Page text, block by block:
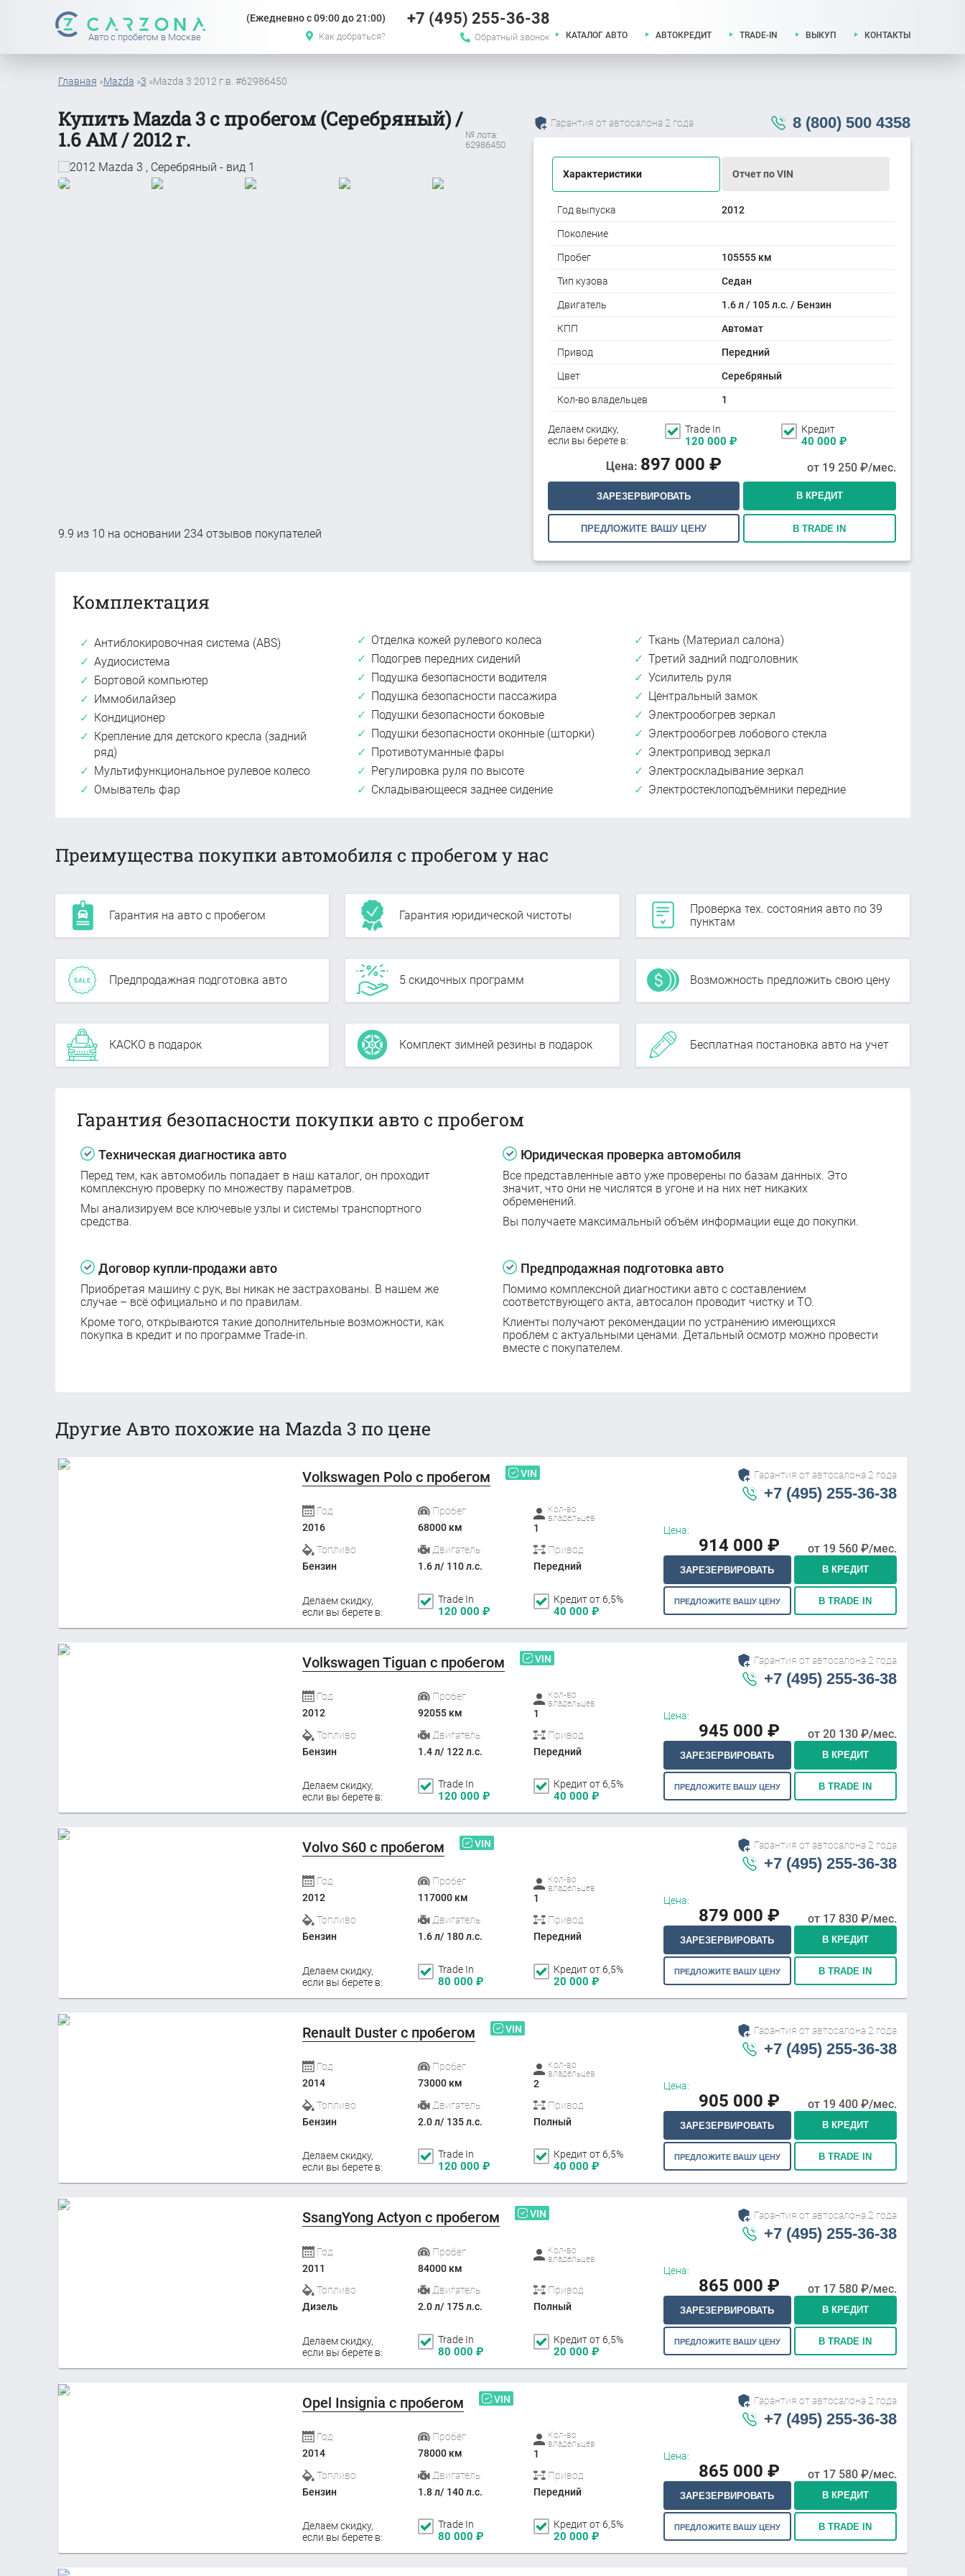
Авто с пробегом в Москве
(Ежедневно с 09:00 до 21:00)
Как добраться?
+7 (495) 255-36-38
Обратный звонок КАТАЛОГ АВТО АВТОКРЕДИТ TRADE-IN ВЫКУП КОНТАКТЫ
Главная »Mazda »3 »Mazda 3 2012 г.в. #62986450
Купить Mazda 3 с пробегом (Серебряный) /
1.6 АМ / 2012 г.
№ лота:
62986450
9.9 из 10 на основании 234отзывов покупателей
Гарантия от автосалона 2 года 8 (800) 500 4358
Характеристики Отчет по VIN
Год выпуска 2012
Поколение
Пробег 105555 км
Тип кузова Седан
Двигатель 1.6 л / 105 л.с. / Бензин
КПП Автомат
Привод Передний
Цвет Серебряный
Кол-во владельцев 1
Делаем скидку,
если вы берете в:
Trade In
120 000 ₽
Кредит
40 000 ₽
Цена: 897 000 ₽ от 19 250₽/мес.
ЗАРЕЗЕРВИРОВАТЬ В КРЕДИТ
ПРЕДЛОЖИТЕ ВАШУ ЦЕНУ В TRADE IN
Комплектация
Антиблокировочная система (ABS)
Аудиосистема
Бортовой компьютер
Иммобилайзер
Кондиционер
Крепление для детского кресла (задний
ряд)
Мультифункциональное рулевое колесо
Омыватель фар
Отделка кожей рулевого колеса
Подогрев передних сидений
Подушка безопасности водителя
Подушка безопасности пассажира
Подушки безопасности боковые
Подушки безопасности оконные (шторки)
Противотуманные фары
Регулировка руля по высоте
Складывающееся заднее сидение
Ткань (Материал салона)
Третий задний подголовник
Усилитель руля
Центральный замок
Электрообогрев зеркал
Электрообогрев лобового стекла
Электропривод зеркал
Электроскладывание зеркал
Электростеклоподъёмники передние
Преимущества покупки автомобиля с пробегом у нас
Гарантия на авто с пробегом Гарантия юридической чистоты
Проверка тех. состояния авто по 39
пунктам
Предпродажная подготовка авто 5 скидочных программ Возможность предложить свою цену
КАСКО в подарок Комплект зимней резины в подарок Бесплатная постановка авто на учет
Гарантия безопасности покупки авто с пробегом
Техническая диагностика авто
Перед тем, как автомобиль попадает в наш каталог, он проходит
комплексную проверку по множеству параметров.
Мы анализируем все ключевые узлы и системы транспортного
средства.
Юридическая проверка автомобиля
Все представленные авто уже проверены по базам данных. Это
значит, что они не числятся в угоне и на них нет никаких
обременений.
Вы получаете максимальный объём информации еще до покупки.
Договор купли-продажи авто
Приобретая машину с рук, вы никак не застрахованы. В нашем же
случае – всё официально и по правилам.
Кроме того, открываются такие дополнительные возможности, как
покупка в кредит и по программе Trade-in.
Предпродажная подготовка авто
Помимо комплексной диагностики авто с составлением
соответствующего акта, автосалон проводит чистку и ТО.
Клиенты получают рекомендации по устранению имеющихся
проблем с актуальными ценами. Детальный осмотр можно провести
вместе с покупателем.
Другие Авто похожие на Mazda 3 по цене
Volkswagen Polo с пробегом VIN
Год
2016
Пробег
68000 км
Кол-во
владельцев
1
Топливо
Бензин
Двигатель
1.6 л/ 110 л.с.
Привод
Передний
Делаем скидку,
если вы берете в:
Trade In
120 000 ₽
Кредит от 6,5%
40 000 ₽
Гарантия от автосалона 2 года
+7 (495) 255-36-38
Цена:
914 000 ₽ от 19 560₽/мес.
ЗАРЕЗЕРВИРОВАТЬ В КРЕДИТ
ПРЕДЛОЖИТЕ ВАШУ ЦЕНУ В TRADE IN
Volkswagen Tiguan с пробегом VIN
Год
2012
Пробег
92055 км
Кол-во
владельцев
1
Топливо
Бензин
Двигатель
1.4 л/ 122 л.с.
Привод
Передний
Делаем скидку,
если вы берете в:
Trade In
120 000 ₽
Кредит от 6,5%
40 000 ₽
Гарантия от автосалона 2 года
+7 (495) 255-36-38
Цена:
945 000 ₽ от 20 130₽/мес.
ЗАРЕЗЕРВИРОВАТЬ В КРЕДИТ
ПРЕДЛОЖИТЕ ВАШУ ЦЕНУ В TRADE IN
Volvo S60 с пробегом VIN
Год
2012
Пробег
117000 км
Кол-во
владельцев
1
Топливо
Бензин
Двигатель
1.6 л/ 180 л.с.
Привод
Передний
Делаем скидку,
если вы берете в:
Trade In
80 000 ₽
Кредит от 6,5%
20 000 ₽
Гарантия от автосалона 2 года
+7 (495) 255-36-38
Цена:
879 000 ₽ от 17 830₽/мес.
ЗАРЕЗЕРВИРОВАТЬ В КРЕДИТ
ПРЕДЛОЖИТЕ ВАШУ ЦЕНУ В TRADE IN
Renault Duster с пробегом VIN
Год
2014
Пробег
73000 км
Кол-во
владельцев
2
Топливо
Бензин
Двигатель
2.0 л/ 135 л.с.
Привод
Полный
Делаем скидку,
если вы берете в:
Trade In
120 000 ₽
Кредит от 6,5%
40 000 ₽
Гарантия от автосалона 2 года
+7 (495) 255-36-38
Цена:
905 000 ₽ от 19 400₽/мес.
ЗАРЕЗЕРВИРОВАТЬ В КРЕДИТ
ПРЕДЛОЖИТЕ ВАШУ ЦЕНУ В TRADE IN
SsangYong Actyon с пробегом VIN
Год
2011
Пробег
84000 км
Кол-во
владельцев
Топливо
Дизель
Двигатель
2.0 л/ 175 л.с.
Привод
Полный
Делаем скидку,
если вы берете в:
Trade In
80 000 ₽
Кредит от 6,5%
20 000 ₽
Гарантия от автосалона 2 года
+7 (495) 255-36-38
Цена:
865 000 ₽ от 17 580₽/мес.
ЗАРЕЗЕРВИРОВАТЬ В КРЕДИТ
ПРЕДЛОЖИТЕ ВАШУ ЦЕНУ В TRADE IN
Opel Insignia с пробегом VIN
Год
2014
Пробег
78000 км
Кол-во
владельцев
1
Топливо
Бензин
Двигатель
1.8 л/ 140 л.с.
Привод
Передний
Делаем скидку,
если вы берете в:
Trade In
80 000 ₽
Кредит от 6,5%
20 000 ₽
Гарантия от автосалона 2 года
+7 (495) 255-36-38
Цена:
865 000 ₽ от 17 580₽/мес.
ЗАРЕЗЕРВИРОВАТЬ В КРЕДИТ
ПРЕДЛОЖИТЕ ВАШУ ЦЕНУ В TRADE IN